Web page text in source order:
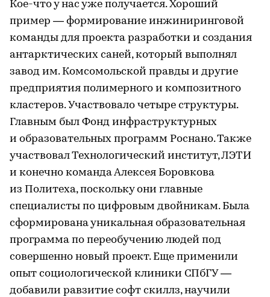
Кое-что у нас уже получается. Хороший
пример — формирование инжиниринговой
команды для проекта разработки и создания
антарктических саней, который выполнял
завод им. Комсомольской правды и другие
предприятия полимерного и композитного
кластеров. Участвовало четыре структуры.
Главным был Фонд инфраструктурных
и образовательных программ Роснано. Также
участвовал Технологический институт, ЛЭТИ
и конечно команда Алексея Боровкова
из Политеха, поскольку они главные
специалисты по цифровым двойникам. Была
сформирована уникальная образовательная
программа по переобучению людей под
совершенно новый проект. Еще применили
опыт социологической клиники СПбГУ —
добавили равзитие софт скиллз, научили